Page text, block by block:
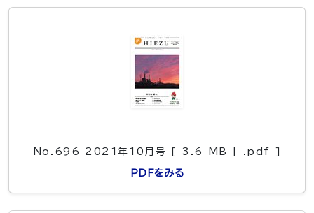
No.696 2021年10月号 [ 3.6 MB | .pdf ]
PDFをみる